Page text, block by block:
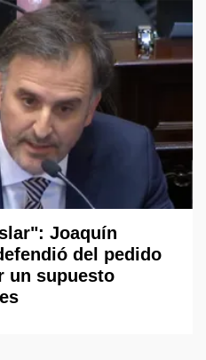
Joaquín
del pedido
un supuesto